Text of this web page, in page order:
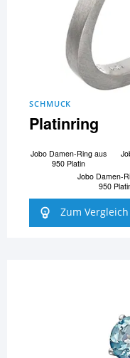
SCHMUCK
Platinring
Jobo Damen-Ring aus
950 Platin
Jobo Damen-
950
Zum